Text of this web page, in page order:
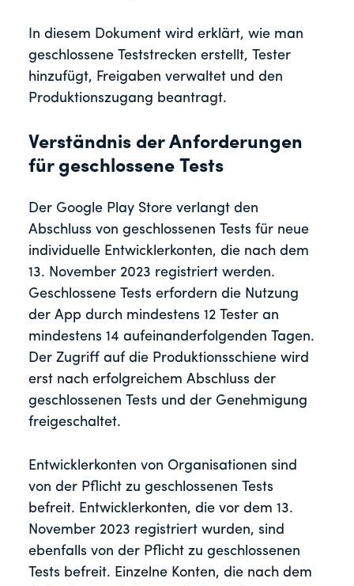
In diesem Dokument wird erklärt, wie man
geschlossene Teststrecken erstellt, Tester
hinzufügt, Freigaben verwaltet und den
Produktionszugang beantragt.
Verständnis der Anforderungen
für geschlossene Tests
Der Google Play Store verlangt den
Abschluss von geschlossenen Tests für neue
individuelle Entwicklerkonten, die nach dem
13. November 2023 registriert werden.
Geschlossene Tests erfordern die Nutzung
der App durch mindestens 12 Tester an
mindestens 14 aufeinanderfolgenden Tagen.
Der Zugriff auf die Produktionsschiene wird
erst nach erfolgreichem Abschluss der
geschlossenen Tests und der Genehmigung
freigeschaltet.
Entwicklerkonten von Organisationen sind
von der Pflicht zu geschlossenen Tests
befreit. Entwicklerkonten, die vor dem 13.
November 2023 registriert wurden, sind
ebenfalls von der Pflicht zu geschlossenen
Tests befreit. Einzelne Konten, die nach dem